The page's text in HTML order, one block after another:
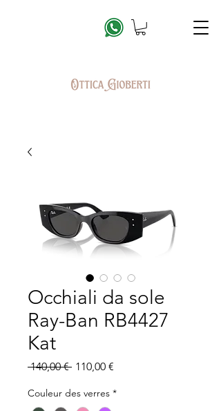
Occhiali da sole
Ray-Ban RB4427
Kat
140,00 € Prix
110,00 €
Couleur des verres *